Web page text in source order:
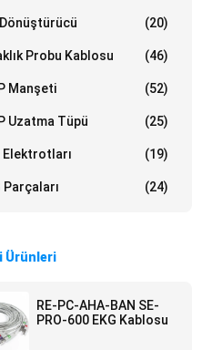
Dönüştürücü (20)
Probu Kablosu (46)
Manşeti (52)
Uzatma Tüpü (25)
Elektrotları (19)
Parçaları (24)
Ürünleri
RE-PC-AHA-BAN SE-
PRO-600 EKG Kablosu